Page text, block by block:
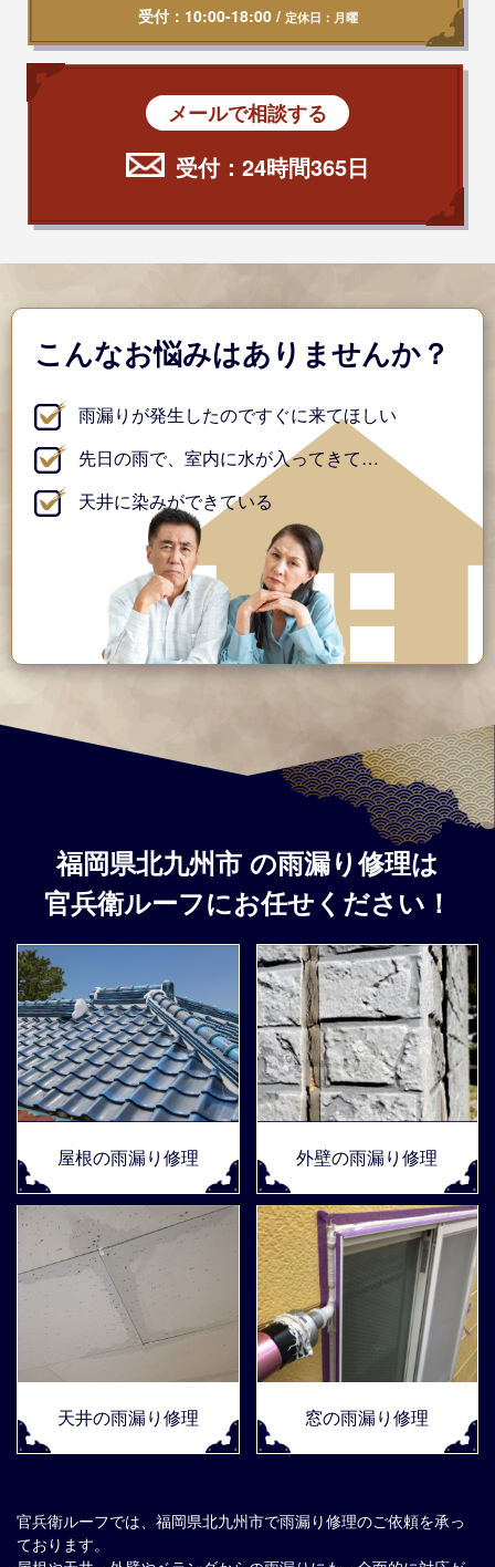
受付： 10:00-18:00/ 定休日：月曜
メールで相談する
受付：24時間365日
こんなお悩みはありませんか？
雨漏りが発生したのですぐに来てほしい
先日の雨で、室内に水が入ってきて…
天井に染みができている
福岡県北九州市 の雨漏り修理は
官兵衛ルーフにお任せください！
屋根の雨漏り修理 外壁の雨漏り修理
天井の雨漏り修理 窓の雨漏り修理
官兵衛ルーフでは、福岡県北九州市で雨漏り修理のご依頼を承っ
ております。